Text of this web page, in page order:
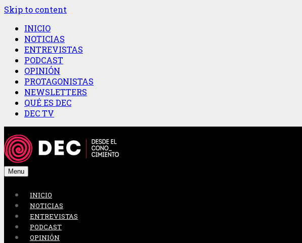
Skip to content
INICIO
NOTICIAS
ENTREVISTAS
PODCAST
OPINIÓN
PROTAGONISTAS
NEWSLETTERS
QUÉ ES DEC
DEC TV
Menu
INICIO
NOTICIAS
ENTREVISTAS
PODCAST
OPINIÓN